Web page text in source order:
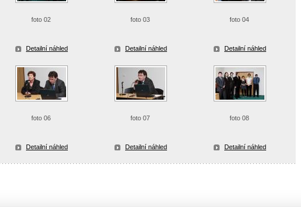
foto 02
Detailní náhled
foto 03
Detailní náhled
foto 04
Detailní náhled
foto 06
Detailní náhled
foto 07
Detailní náhled
foto 08
Detailní náhled